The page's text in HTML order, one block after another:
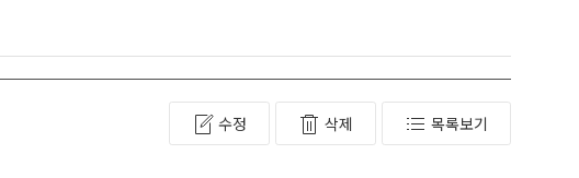
수정 삭제 목록보기